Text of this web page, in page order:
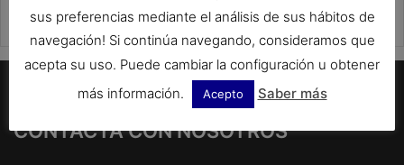
CONTACTA CON NOSOTROS
sus preferencias mediante el análisis de sus hábitos de
navegación! Si continúa navegando, consideramos que
acepta su uso. Puede cambiar la configuración u obtener
más información.
Acepto Saber más